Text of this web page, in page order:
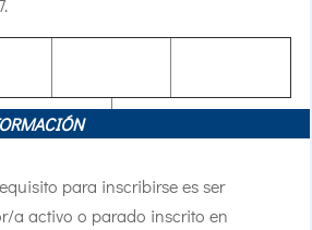
para inscribirse es ser
a activo o parado inscrito en